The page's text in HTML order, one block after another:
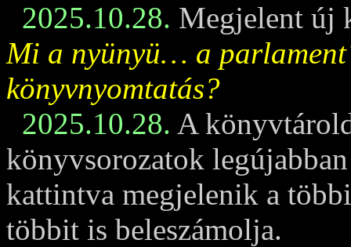
2025.10.28. Megjelent új
Mi a nyünyü… a
könyvnyomtatás?
2025.10.28. A
könyvsorozatok
kattintva megjelenik a
többit is beleszámolja.